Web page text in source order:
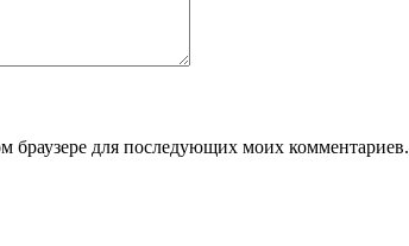
браузере для последующих моих комментариев.